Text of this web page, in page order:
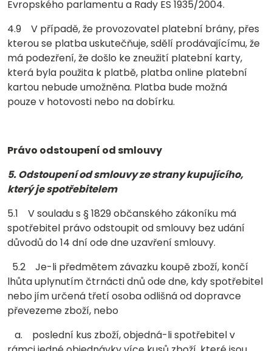
Evropského parlamentu a Rady ES 1935/2004.
4.9 V případě, že provozovatel platební brány, přes
kterou se platba uskutečňuje, sdělí prodávajícímu, že
má podezření, že došlo ke zneužití platební karty,
která byla použita k platbě, platba online platební
kartou nebude umožněna. Platba bude možná
pouze v hotovosti nebo na dobírku.
Právo odstoupení od smlouvy
5. Odstoupení od smlouvy ze strany kupujícího,
který je spotřebitelem
5.1 V souladu s § 1829 občanského zákoníku má
spotřebitel právo odstoupit od smlouvy bez udání
důvodů do 14 dní ode dne uzavření smlouvy.
5.2 Je-li předmětem závazku koupě zboží, končí
lhůta uplynutím čtrnácti dnů ode dne, kdy spotřebitel
nebo jím určená třetí osoba odlišná od dopravce
převezeme zboží, nebo
a. poslední kus zboží, objedná-li spotřebitel v